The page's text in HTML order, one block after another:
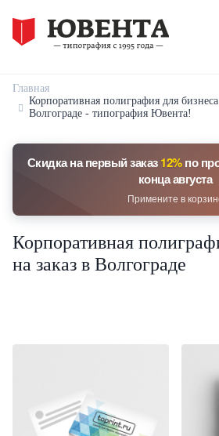
Главная
Корпоративная полиграфия для бизнеса
Волгограде - типография Ювента!
Скидка на первый заказ12%по
конца августа
Примените в
Корпоративная
на заказ в Волгограде